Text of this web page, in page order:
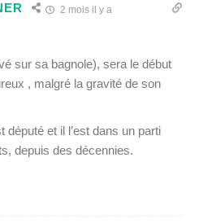
2 mois il y a
sur sa bagnole), sera le début
, malgré la gravité de son
député et il l’est dans un parti
depuis des décennies.